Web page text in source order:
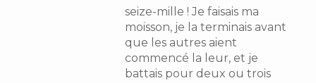
seize-mille ! Je faisais ma
moisson, je la terminais avant
que les autres aient
commencé la leur, et je
battais pour deux ou trois